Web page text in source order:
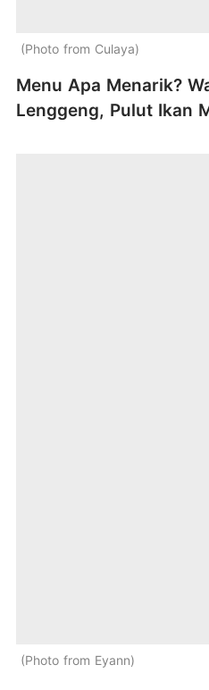
Photo from Culaya
Menu Apa Menarik?
Lenggeng, Pulut Ikan
Photo from Eyann